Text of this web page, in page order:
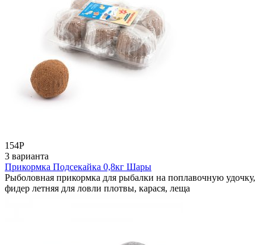
154Р
3 варианта
Прикормка Подсекайка 0,8кг Шары
Рыболовная прикормка для рыбалки на поплавочную удочку,
фидер летняя для ловли плотвы, карася, леща